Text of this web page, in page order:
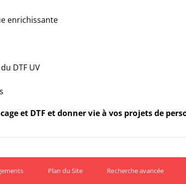
enrichissante
DTF UV
et DTF et donner vie à vos projets de
Plan du Site Recherche avancée